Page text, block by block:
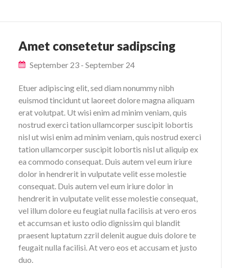
Amet consetetur sadipscing
September 23- September 24
Etuer adipiscing elit, sed diam nonummy nibh
euismod tincidunt ut laoreet dolore magna aliquam
erat volutpat. Ut wisi enim ad minim veniam, quis
nostrud exerci tation ullamcorper suscipit lobortis
nisl ut wisi enim ad minim veniam, quis nostrud exerci
tation ullamcorper suscipit lobortis nisl ut aliquip ex
ea commodo consequat. Duis autem vel eum iriure
dolor in hendrerit in vulputate velit esse molestie
consequat. Duis autem vel eum iriure dolor in
hendrerit in vulputate velit esse molestie consequat,
vel illum dolore eu feugiat nulla facilisis at vero eros
et accumsan et iusto odio dignissim qui blandit
praesent luptatum zzril delenit augue duis dolore te
feugait nulla facilisi. At vero eos et accusam et justo
duo.